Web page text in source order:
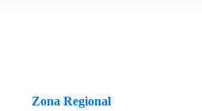
Zona Regional